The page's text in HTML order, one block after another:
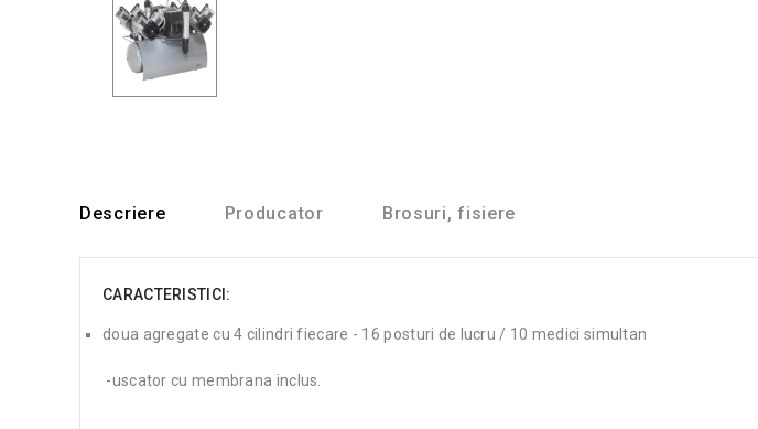
Descriere Producator Brosuri, fisiere
CARACTERISTICI:
doua agregate cu 4 cilindri fiecare - 16 posturi de lucru / 10 medici simultan
-uscator cu membrana inclus.